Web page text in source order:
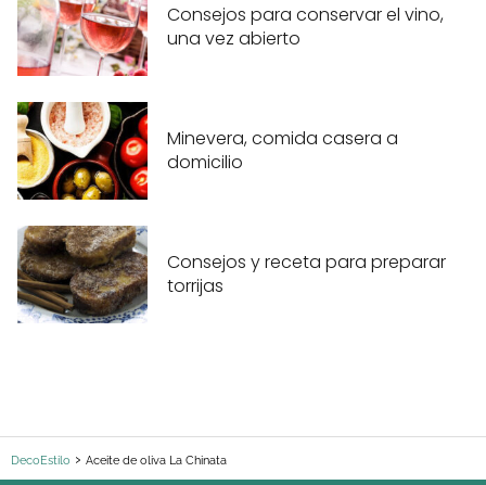
Consejos para conservar el vino,
una vez abierto
Minevera, comida casera a
domicilio
Consejos y receta para preparar
torrijas
DecoEstilo Aceite de oliva La Chinata